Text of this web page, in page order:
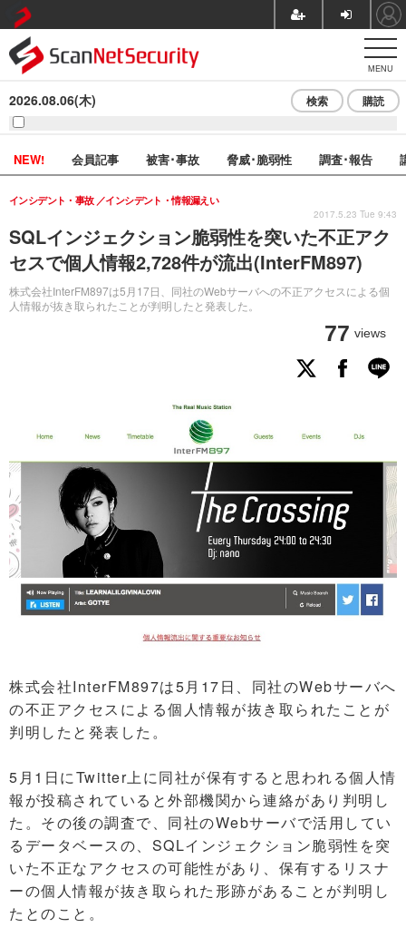
MENU
2026.08.06(木) 検索 購読
NEW! 会員記事 被害･事故 脅威･脆弱性 調査･報告
SQLインジェクション脆弱性を突いた不正アク
セスで個人情報2,728件が流出(InterFM897)
株式会社InterFM897は5月17日、同社のWebサーバへの不正アクセスによる個
人情報が抜き取られたことが判明したと発表した。
インシデント・事故 インシデント・情報漏えい
77 views
2017.5.23 Tue 9:43
株式会社InterFM897は5月17日、同社のWebサーバへ
の不正アクセスによる個人情報が抜き取られたことが
判明したと発表した。
5月1日にTwitter上に同社が保有すると思われる個人情
報が投稿されていると外部機関から連絡があり判明し
た。その後の調査で、同社のWebサーバで活用してい
るデータベースの、SQLインジェクション脆弱性を突
いた不正なアクセスの可能性があり、保有するリスナ
ーの個人情報が抜き取られた形跡があることが判明し
たとのこと。